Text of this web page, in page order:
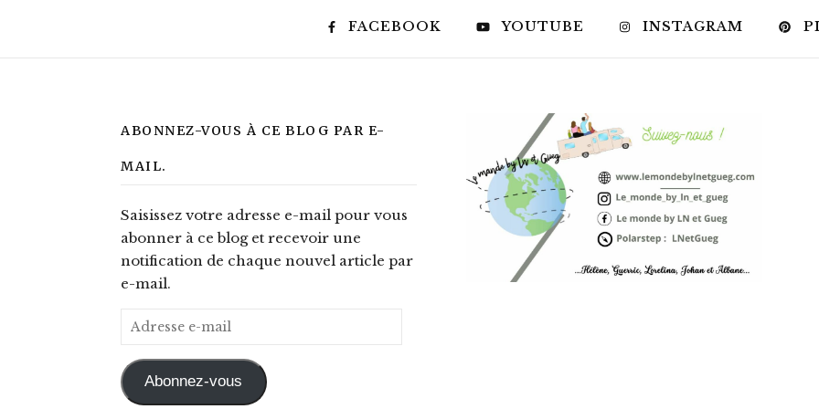
FACEBOOK YOUTUBE INSTAGRAM
ABONNEZ-VOUS À CE BLOG PAR E-
MAIL.
Saisissez votre adresse e-mail pour vous
abonner à ce blog et recevoir une
notification de chaque nouvel article par
e-mail.
Adresse e-mail
Abonnez-vous